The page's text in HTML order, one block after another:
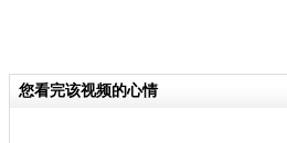
您看完该视频的心情